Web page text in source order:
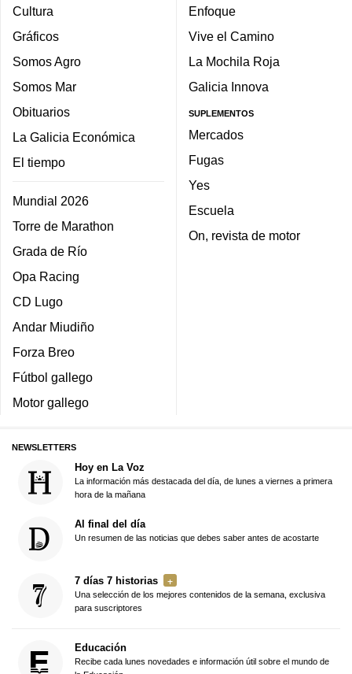
Cultura
Gráficos
Somos Agro
Somos Mar
Obituarios
La Galicia Económica
El tiempo
Mundial 2026
Torre de Marathon
Grada de Río
Opa Racing
CD Lugo
Andar Miudiño
Forza Breo
Fútbol gallego
Motor gallego
Enfoque
Vive el Camino
La Mochila Roja
Galicia Innova
SUPLEMENTOS
Mercados
Fugas
Yes
Escuela
On, revista de motor
NEWSLETTERS
Hoy en La Voz
La información más destacada del día, de lunes a viernes a primera
hora de la mañana
Al final del día
Un resumen de las noticias que debes saber antes de acostarte
7 días 7 historias
Una selección de los mejores contenidos de la semana, exclusiva
para suscriptores
Educación
Recibe cada lunes novedades e información útil sobre el mundo de